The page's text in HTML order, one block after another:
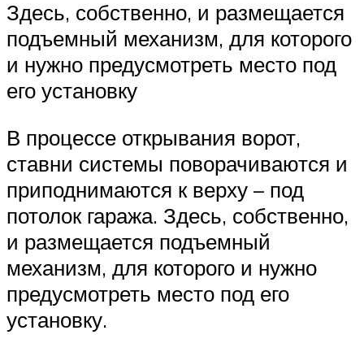
Здесь, собственно, и размещается
подъемный механизм, для которого
и нужно предусмотреть место под
его установку
В процессе открывания ворот,
ставни системы поворачиваются и
приподнимаются к верху – под
потолок гаража. Здесь, собственно,
и размещается подъемный
механизм, для которого и нужно
предусмотреть место под его
установку.